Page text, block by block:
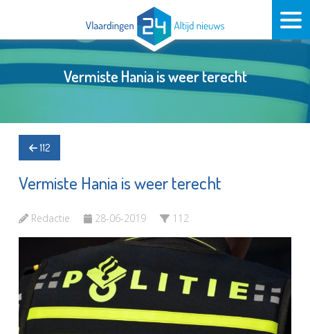
Vermiste Hania is weer terecht
112
Vermiste Hania is weer terecht
Redactie 28-06-2019 112